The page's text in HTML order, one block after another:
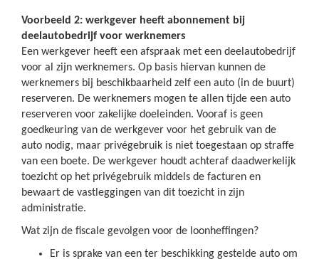
Voorbeeld 2: werkgever heeft abonnement bij
deelautobedrijf voor werknemers
Een werkgever heeft een afspraak met een deelautobedrijf
voor al zijn werknemers. Op basis hiervan kunnen de
werknemers bij beschikbaarheid zelf een auto (in de buurt)
reserveren. De werknemers mogen te allen tijde een auto
reserveren voor zakelijke doeleinden. Vooraf is geen
goedkeuring van de werkgever voor het gebruik van de
auto nodig, maar privégebruik is niet toegestaan op straffe
van een boete. De werkgever houdt achteraf daadwerkelijk
toezicht op het privégebruik middels de facturen en
bewaart de vastleggingen van dit toezicht in zijn
administratie.
Wat zijn de fiscale gevolgen voor de loonheffingen?
Er is sprake van een ter beschikking gestelde auto om